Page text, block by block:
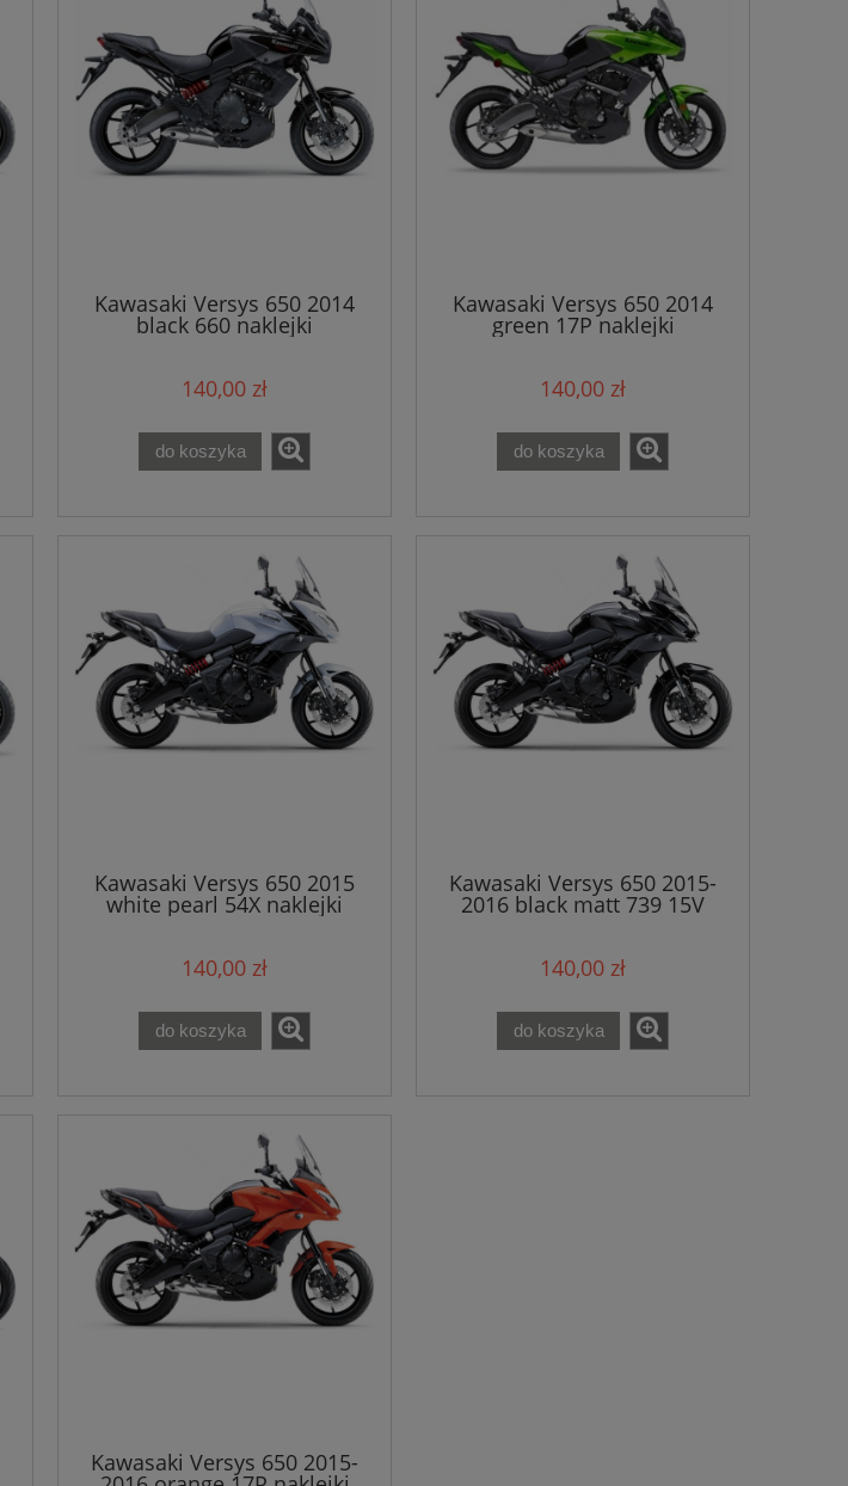
Kawasaki Versys 650 2014
black 660 naklejki
140,00 zł
do koszyka
Kawasaki Versys 650 2014
green 17P naklejki
140,00 zł
do koszyka
Kawasaki Versys 650 2015
white pearl 54X naklejki
140,00 zł
do koszyka
Kawasaki Versys 650 2015-
2016 black matt 739 15V
140,00 zł
do koszyka
Kawasaki Versys 650 2015-